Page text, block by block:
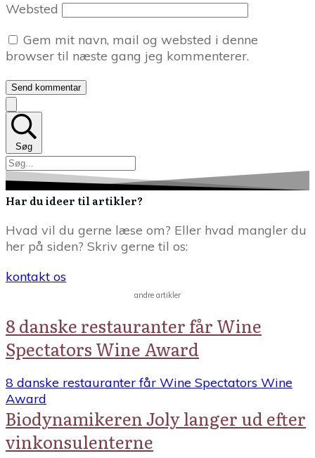
Websted
Gem mit navn, mail og websted i denne
browser til næste gang jeg kommenterer.
Send kommentar
Søg
Har du ideer til artikler?
Hvad vil du gerne læse om? Eller hvad mangler du
her på siden? Skriv gerne til os:
kontakt os
andre artikler
8 danske restauranter får Wine
Spectators Wine Award
8 danske restauranter får Wine Spectators Wine
Award
Biodynamikeren Joly langer ud efter
vinkonsulenterne